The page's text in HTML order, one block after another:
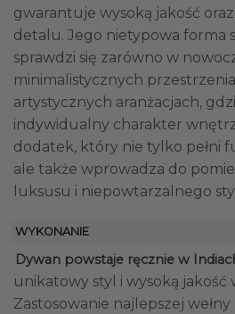
gwarantuje wysoką jakość
detalu. Jego nietypowa forma
sprawdzi się zarówno w
minimalistycznych
artystycznych aranżacjach,
indywidualny charakter
dodatek, który nie tylko pełni
ale także wprowadza do
luksusu i niepowtarzalnego
WYKONANIE
Dywan powstaje ręcznie w
unikatowy styl i wysoką jakość
Zastosowanie najlepszej